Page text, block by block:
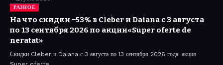
РАЗНОЕ
На что скидки −53% в Cleber и Daiana с 3 августа
по 13 сентября 2026 по акции«Super oferte de
neratat»
Скидки Cleber и Daiana с 3 августа по 13 сентября 2026 года: акция